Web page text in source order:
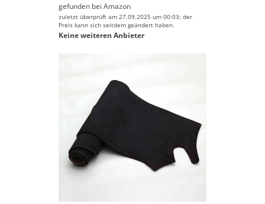
gefunden bei Amazon
zuletzt überprüft am 27.09.2025 um 00:03; der
Preis kann sich seitdem geändert haben.
Keine weiteren Anbieter